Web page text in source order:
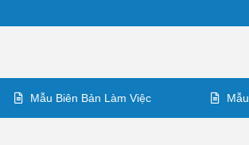
Mẫu Biên Bản Làm Việc